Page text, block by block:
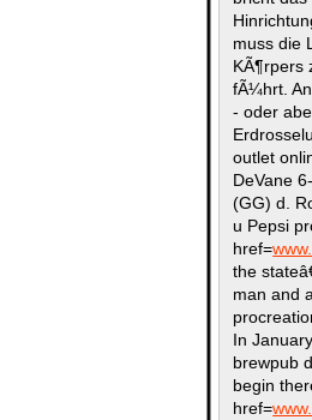
muss die
KÃ¶rpers
fÃ¼hrt.
- oder
outlet
DeVane
(GG) d.
u Pepsi
href=
the
man and
In
brewpub
begin
href=